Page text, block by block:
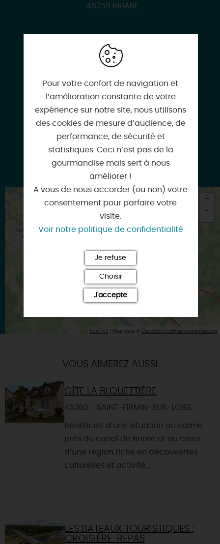
45250 BRIARE
06 45 04 62 17
×
+
-
Leaflet | Map data © OpenStreetMap contributors
VOUS AIMEREZ AUSSI
GÎTE LA BLOUETTIÈRE
45360 - SAINT-FIRMIN-SUR-LOIRE
Bénéficiez d’une situation au calme
près du canal de Briare et au cœur
d’une région riche en découvertes
culturelles et activité...
LES BATEAUX TOURISTIQUES :
CROISIÈRE-REPAS
Pour votre confort de navigation et
l’amélioration constante de votre
expérience sur notre site, nous utilisons
des cookies de mesure d’audience, de
performance, de sécurité et
statistiques. Ceci n’est pas de la
gourmandise mais sert à nous
améliorer !
A vous de nous accorder (ou non) votre
consentement pour parfaire votre
visite.
Voir notre politique de confidentialité
Je refuse
Choisir
J'accepte